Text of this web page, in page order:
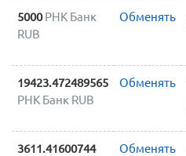
5000 РНК Банк
RUB
Обменять
19423.472489565
РНК Банк RUB
Обменять
3611.41600744
Обменять